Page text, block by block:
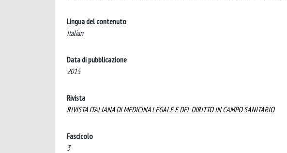
Lingua del contenuto
Italian
Data di pubblicazione
2015
Rivista
RIVISTA ITALIANA DI MEDICINA LEGALE E DEL DIRITTO IN CAMPO SANITARIO
Fascicolo
3